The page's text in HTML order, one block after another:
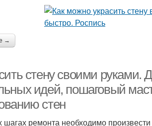
→
стену своими руками.
идей, пошаговый
стен
шагах ремонта необходимо